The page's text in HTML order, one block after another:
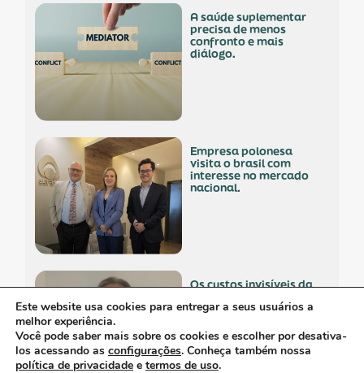
a saúde suplementar
precisa de menos
confronto e mais
diálogo.
empresa polonesa
visita o brasil com
interesse no mercado
nacional.
os custos invisíveis da
dispositivos médicos.
Este website usa cookies para entregar a seus usuários a
melhor experiência.
Você pode saber mais sobre os cookies e escolher por desativa-
los acessando as configurações. Conheça também nossa
política de privacidade e termos de uso.